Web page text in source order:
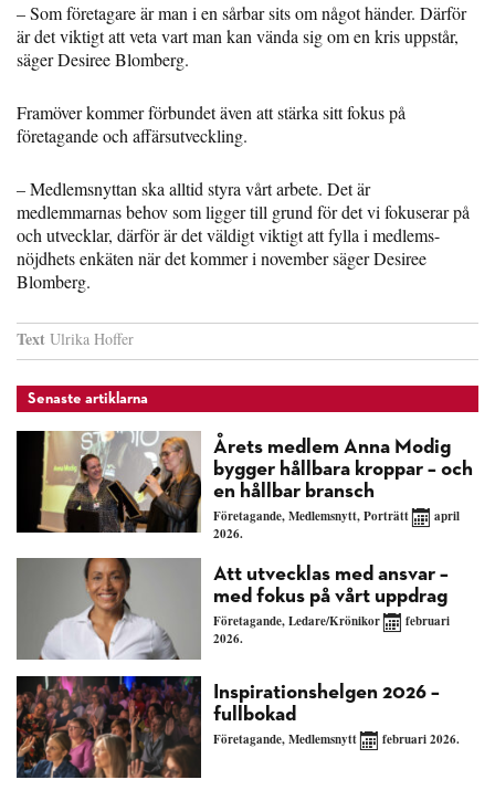
– Som företagare är man i en sårbar sits om något händer. Därför
är det viktigt att veta vart man kan vända sig om en kris uppstår,
säger Desiree Blomberg.
Framöver kommer förbundet även att stärka sitt fokus på
företagande och affärsutveckling.
– Medlemsnyttan ska alltid styra vårt arbete. Det är
medlemmarnas behov som ligger till grund för det vi fokuserar på
och utvecklar, därför är det väldigt viktigt att fylla i medlems-
nöjdhets enkäten när det kommer i november säger Desiree
Blomberg.
Text Ulrika Hoffer
Senaste artiklarna
Årets medlem Anna Modig
bygger hållbara kroppar – och
en hållbar bransch
Företagande,Medlemsnytt,Porträtt
april
2026.
Att utvecklas med ansvar –
med fokus på vårt uppdrag
Företagande,Ledare/Krönikor
februari
2026.
Inspirationshelgen 2026 –
fullbokad
Företagande,Medlemsnytt februari 2026.